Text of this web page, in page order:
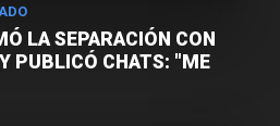
LA SEPARACIÓN CON
PUBLICÓ CHATS: "ME